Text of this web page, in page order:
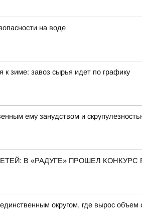
на воде
к зиме: завоз сырья идет по графику
ему занудством и
В «РАДУГЕ» ПРОШЕЛ КОНКУРС
округом, где вырос объем